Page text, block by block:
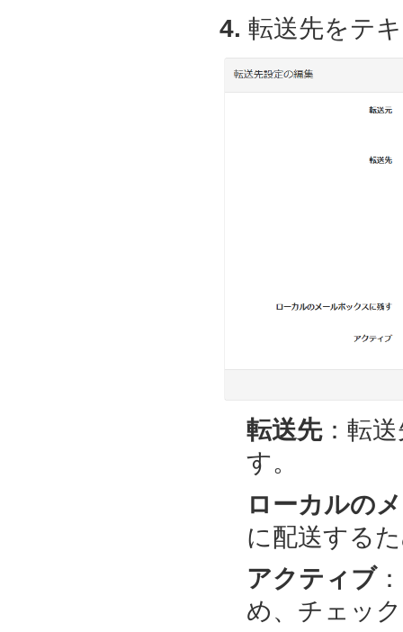
4. 転送先をテ
転送先：転
す。
ローカルの
に配送する
アクティブ
め、チェック